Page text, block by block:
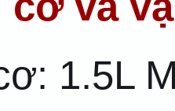
1.5L